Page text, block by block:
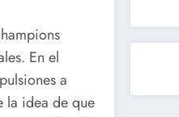
En el
a
la idea de que